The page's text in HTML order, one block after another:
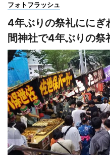
フォトフラッシュ
4年ぶりの祭礼ににぎ
間神社で4年ぶりの祭